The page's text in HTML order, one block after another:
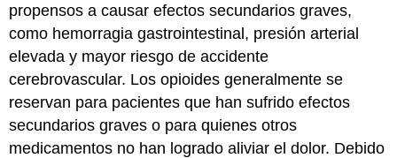
propensos a causar efectos secundarios graves,
como hemorragia gastrointestinal, presión arterial
elevada y mayor riesgo de accidente
cerebrovascular. Los opioides generalmente se
reservan para pacientes que han sufrido efectos
secundarios graves o para quienes otros
medicamentos no han logrado aliviar el dolor. Debido